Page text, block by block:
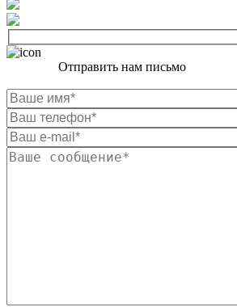
Отправить нам письмо